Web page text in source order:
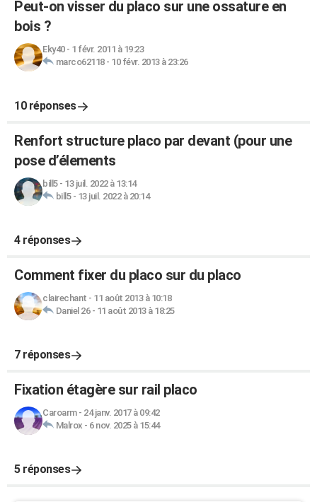
Peut-on visser du placo sur une ossature en
bois ?
Eky40- 1 févr. 2011 à 19:23
marco62118- 10 févr. 2013 à 23:26
10 réponses
Renfort structure placo par devant (pour une
pose d’élements
bill5- 13 juil. 2022 à 13:14
bill5- 13 juil. 2022 à 20:14
4 réponses
Comment fixer du placo sur du placo
clairechant - 11 août 2013 à 10:18
Daniel 26- 11 août 2013 à 18:25
7 réponses
Fixation étagère sur rail placo
Caroarm- 24 janv. 2017 à 09:42
Malrox - 6 nov. 2025 à 15:44
5 réponses